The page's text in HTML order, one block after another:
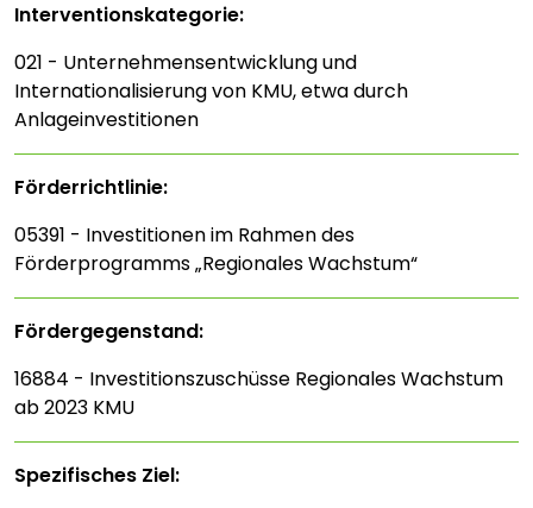
Interventions­kategorie:
021 - Unternehmensentwicklung und
Internationalisierung von KMU, etwa durch
Anlageinvestitionen
Förderrichtlinie:
05391 - Investitionen im Rahmen des
Förderprogramms „Regionales Wachstum“
Fördergegenstand:
16884 - Investitionszuschüsse Regionales Wachstum
ab 2023 KMU
Spezifisches Ziel: